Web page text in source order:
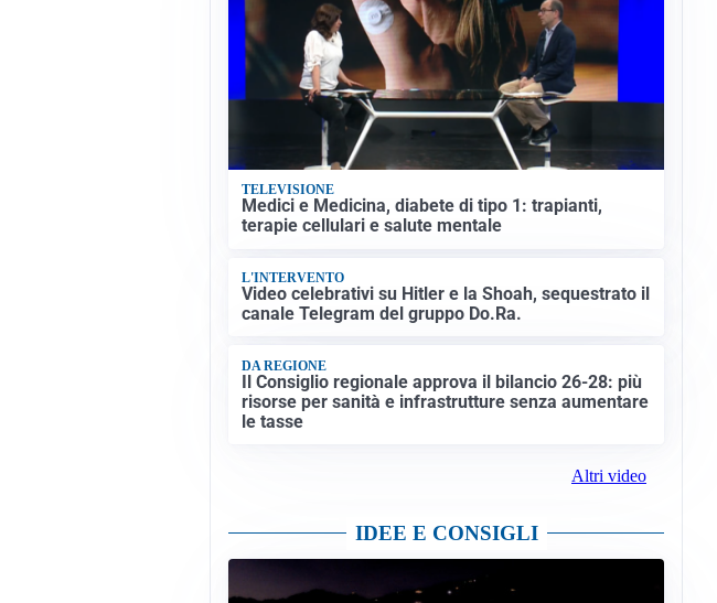
TELEVISIONE
Medici e Medicina, diabete di tipo 1: trapianti,
terapie cellulari e salute mentale
L'INTERVENTO
Video celebrativi su Hitler e la Shoah, sequestrato il
canale Telegram del gruppo Do.Ra.
DA REGIONE
Il Consiglio regionale approva il bilancio 26-28: più
risorse per sanità e infrastrutture senza aumentare
le tasse
Altri video
IDEE E CONSIGLI